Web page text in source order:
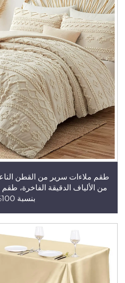
طقم ملاءات سرير من القطن
من الألياف الدقيقة الفاخرة،
بنسبة 100%